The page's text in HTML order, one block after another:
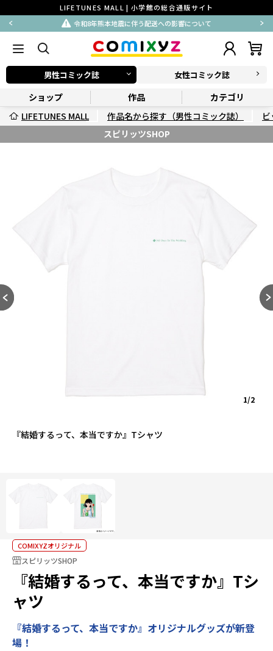
LIFETUNES MALL | 小学館の総合通販サイト
令和8年熊本地震に伴う配送への影響について
男性コミック誌 女性コミック誌
ショップ 作品
カテゴリ
LIFETUNES MALL
作品名から探す（男性コミック誌）
スピリッツSHOP
『結婚するって、本当ですか』Tシャツ
1/2
COMIXYZオリジナル
スピリッツSHOP
『結婚するって、本当ですか』Tシ
ャツ
『結婚するって、本当ですか』オリジナルグッズが新登
場！